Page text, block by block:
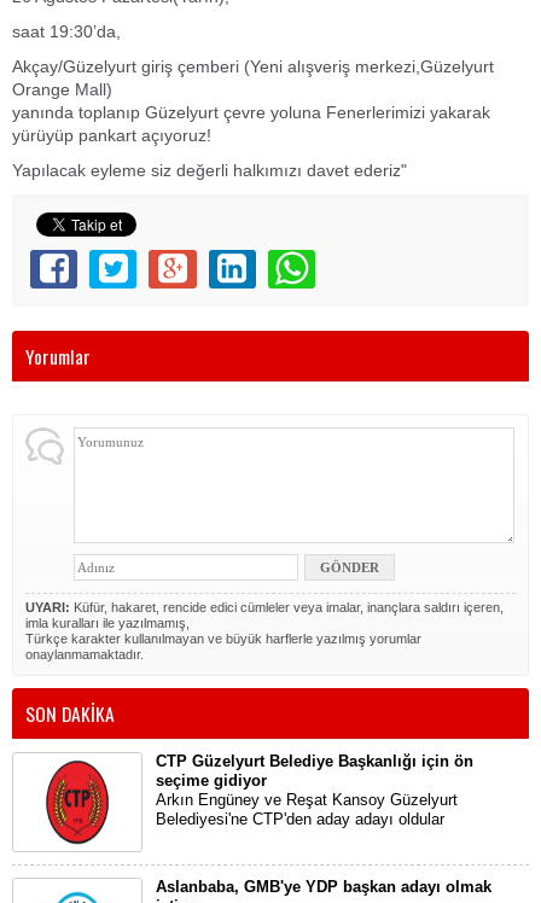
saat 19:30’da,
Akçay/Güzelyurt giriş çemberi (Yeni alışveriş merkezi,Güzelyurt
Orange Mall)
yanında toplanıp Güzelyurt çevre yoluna Fenerlerimizi yakarak
yürüyüp pankart açıyoruz!
Yapılacak eyleme siz değerli halkımızı davet ederiz"
Yorumlar
UYARI: Küfür, hakaret, rencide edici cümleler veya imalar, inançlara saldırı içeren,
imla kuralları ile yazılmamış,
Türkçe karakter kullanılmayan ve büyük harflerle yazılmış yorumlar
onaylanmamaktadır.
SON DAKİKA
CTP Güzelyurt Belediye Başkanlığı için ön
seçime gidiyor
Arkın Engüney ve Reşat Kansoy Güzelyurt
Belediyesi'ne CTP'den aday adayı oldular
Aslanbaba, GMB'ye YDP başkan adayı olmak